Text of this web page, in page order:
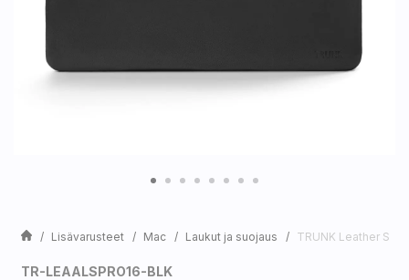
Lisävarusteet Mac Laukut ja suojaus TRUNK Leather
TR-LEAALSPRO16-BLK